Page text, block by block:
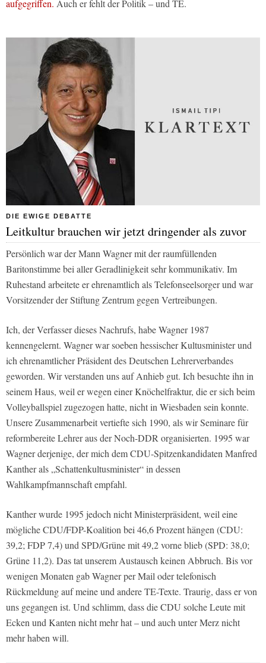
aufgegriffen. Auch er fehlt der Politik – und TE.
DIE EWIGE DEBATTE
Leitkultur brauchen wir jetzt dringender als zuvor
Persönlich war der Mann Wagner mit der raumfüllenden
Baritonstimme bei aller Geradlinigkeit sehr kommunikativ. Im
Ruhestand arbeitete er ehrenamtlich als Telefonseelsorger und war
Vorsitzender der Stiftung Zentrum gegen Vertreibungen.
Ich, der Verfasser dieses Nachrufs, habe Wagner 1987
kennengelernt. Wagner war soeben hessischer Kultusminister und
ich ehrenamtlicher Präsident des Deutschen Lehrerverbandes
geworden. Wir verstanden uns auf Anhieb gut. Ich besuchte ihn in
seinem Haus, weil er wegen einer Knöchelfraktur, die er sich beim
Volleyballspiel zugezogen hatte, nicht in Wiesbaden sein konnte.
Unsere Zusammenarbeit vertiefte sich 1990, als wir Seminare für
reformbereite Lehrer aus der Noch-DDR organisierten. 1995 war
Wagner derjenige, der mich dem CDU-Spitzenkandidaten Manfred
Kanther als „Schattenkultusminister“ in dessen
Wahlkampfmannschaft empfahl.
Kanther wurde 1995 jedoch nicht Ministerpräsident, weil eine
mögliche CDU/FDP-Koalition bei 46,6 Prozent hängen (CDU:
39,2; FDP 7,4) und SPD/Grüne mit 49,2 vorne blieb (SPD: 38,0;
Grüne 11,2). Das tat unserem Austausch keinen Abbruch. Bis vor
wenigen Monaten gab Wagner per Mail oder telefonisch
Rückmeldung auf meine und andere TE-Texte. Traurig, dass er von
uns gegangen ist. Und schlimm, dass die CDU solche Leute mit
Ecken und Kanten nicht mehr hat – und auch unter Merz nicht
mehr haben will.